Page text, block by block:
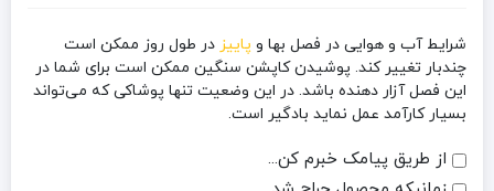
شرایط آب و هوایی در فصل بها و پاییز در طول روز ممکن است
چندبار تغییر کند. پوشیدن کاپشن سنگین ممکن است برای شما در
این فصل آزار دهنده باشد. در این وضعیت تنها پوشاکی که می‌تواند
بسیار کارآمد عمل نماید بادگیر است.
از طریق پیامک خبرم کن...